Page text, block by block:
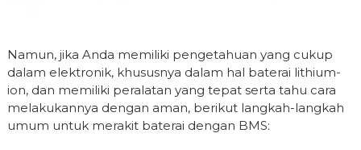
Namun, jika Anda memiliki pengetahuan yang cukup
dalam elektronik, khususnya dalam hal baterai lithium-
ion, dan memiliki peralatan yang tepat serta tahu cara
melakukannya dengan aman, berikut langkah-langkah
umum untuk merakit baterai dengan BMS: